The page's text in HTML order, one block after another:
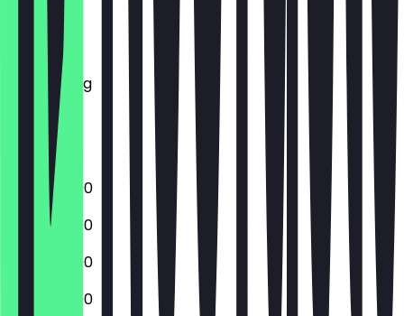
Montag
Dienstag
Mittwoch
Donnerstag
Freitag
Samstag
Sonntag
13:00 - 22:00
13:00 - 22:00
13:00 - 22:00
13:00 - 22:00